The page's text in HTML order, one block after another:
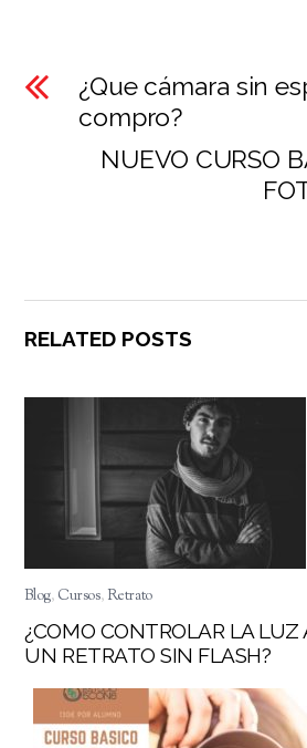
¿Que cámara sin
compro?
NUEVO CURSO
RELATED POSTS
Blog, Cursos,Retrato
¿COMO CONTROLAR LA
UN RETRATO SIN FLASH?